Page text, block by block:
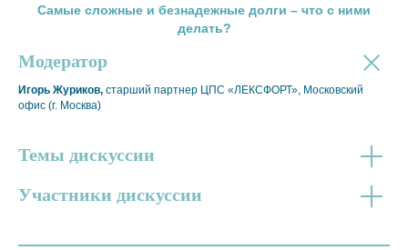
Самые сложные и безнадежные долги – что с ними
делать?
Модератор
Игорь Журиков, старший партнер ЦПС «ЛЕКСФОРТ», Московский
офис (г. Москва)
Темы дискуссии
Участники дискуссии